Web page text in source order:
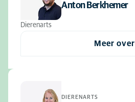
Anton Berkhemer
Dierenarts
Meer over
DIERENARTS